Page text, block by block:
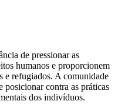
de pressionar as
humanos e proporcionem
e refugiados. A comunidade
posicionar contra as práticas
dos indivíduos.